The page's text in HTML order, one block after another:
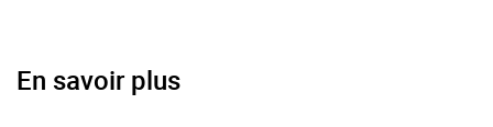
En savoir plus